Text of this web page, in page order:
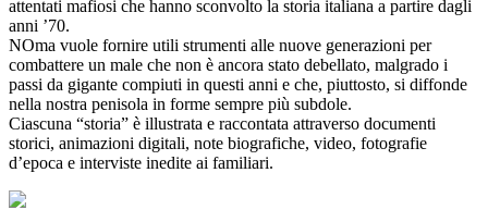
attentati mafiosi che hanno sconvolto la storia italiana a partire dagli
anni ’70.
NOma vuole fornire utili strumenti alle nuove generazioni per
combattere un male che non è ancora stato debellato, malgrado i
passi da gigante compiuti in questi anni e che, piuttosto, si diffonde
nella nostra penisola in forme sempre più subdole.
Ciascuna “storia” è illustrata e raccontata attraverso documenti
storici, animazioni digitali, note biografiche, video, fotografie
d’epoca e interviste inedite ai familiari.